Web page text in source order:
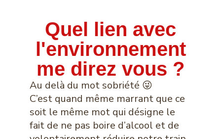
Quel lien avec
l'environnement
me direz vous ?
Au delà du mot sobriété 😜
C’est quand même marrant que ce
soit le même mot qui désigne le
fait de ne pas boire d’alcool et de